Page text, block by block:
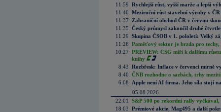
11:59 Rychlejší růst, vyšší marže a lepší
11:40 Meziroční růst stavební výroby v
11:37
Zahraniční obchod ČR v červnu
11:35 Český průmysl zakončil druhé
11:29 Skupina ČSOB v 1. pololetí: Velký
11:26 Paměťový sektor je brzda pro techy,
10:27 PREVIEW: CSG míří k dalšímu
knihy
8:43 Rozbřesk: Inflace v červenci mírně
8:40 ČNB rozhodne o sazbách, trhy
6:08
Apple není AI firma. Jeho síla stojí
05.08.2026
22:01
S&P 500 po rekordní rally vyčkával,
18:03 Prémiové akcie, Mag495 a další